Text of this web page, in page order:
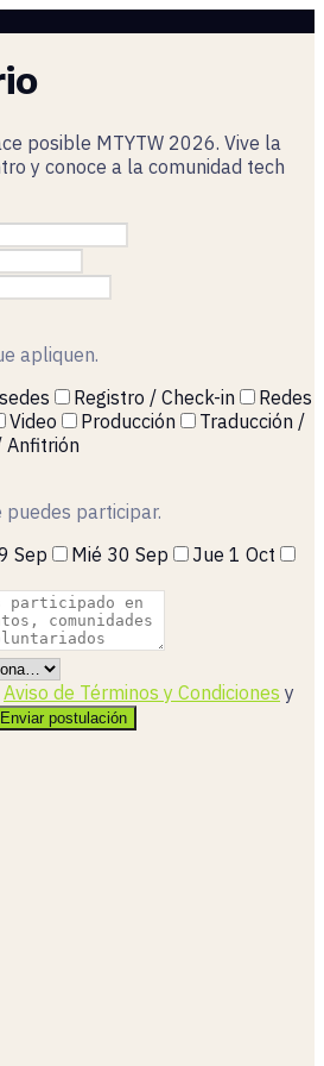
posible MTYTW 2026. Vive la
y conoce a la comunidad tech
apliquen.
Registro / Check-in
Redes
Video Producción
Traducción /
Anfitrión
puedes participar.
Sep Mié 30 Sep
Jue 1 Oct
Aviso de Términos y Condiciones y
Enviar postulación